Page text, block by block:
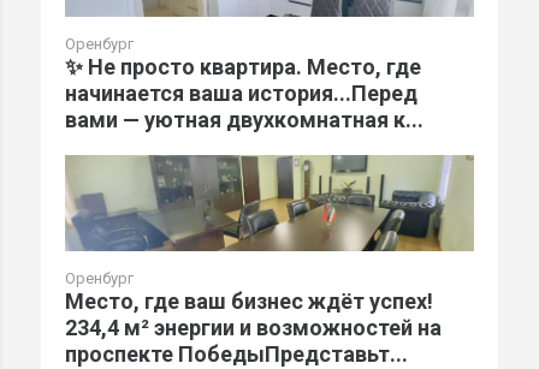
Оренбург
✨ Не просто квартира. Место, где
начинается ваша история...Перед
вами — уютная двухкомнатная к...
Оренбург
Место, где ваш бизнес ждёт успех!
234,4 м² энергии и возможностей на
проспекте ПобедыПредставьт...